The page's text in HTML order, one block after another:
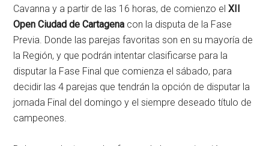
Cavanna y a partir de las 16 horas, de comienzo el XII
Open Ciudad de Cartagena con la disputa de la Fase
Previa. Donde las parejas favoritas son en su mayoría de
la Región, y que podrán intentar clasificarse para la
disputar la Fase Final que comienza el sábado, para
decidir las 4 parejas que tendrán la opción de disputar la
jornada Final del domingo y el siempre deseado título de
campeones.